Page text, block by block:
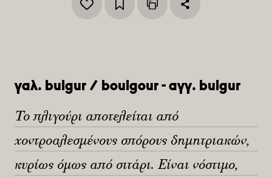
γαλ. bulgur / boulgour - αγγ. bulgur
Το πλιγούρι αποτελείται από
χοντροαλεσμένους σπόρους δημητριακών,
κυρίως όμως από σιτάρι. Είναι νόστιμο,